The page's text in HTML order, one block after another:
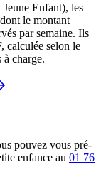
Enfant), les
dont le montant
par semaine. Ils
, calculée selon le
à charge.
pouvez vous pré-
enfance au 01 76